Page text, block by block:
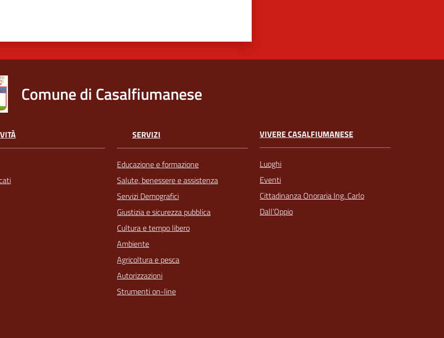
Comune di Casalfiumanese
SERVIZI
Educazione e formazione
Salute, benessere e assistenza
Servizi Demografici
Giustizia e sicurezza pubblica
Cultura e tempo libero
Ambiente
Agricoltura e pesca
Autorizzazioni
Strumenti on-line
VIVERE CASALFIUMANESE
Luoghi
Eventi
Cittadinanza Onoraria Ing. Carlo
Dall’Oppio